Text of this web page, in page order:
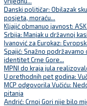
Danski političar: Obilazak
posjeta, moraću...
Kljajić obmanuo javnost:
Srbija: Manjak u državnoj
Ivanović za Eurokaz:
Spajić: Snažno
identitet Crne Gore...
MPNI do kraja jula
U prethodnih pet godina:
MCP odgovorila Vučiću:
pitanja
Andrić: Crnoj Gori nije bilo